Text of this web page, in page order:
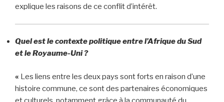
explique les raisons de ce conflit d’intérêt.
Quel est le contexte politique entre l’Afrique du Sud
et le Royaume-Uni ?
« Les liens entre les deux pays sont forts en raison d’une
histoire commune, ce sont des partenaires économiques